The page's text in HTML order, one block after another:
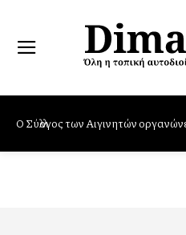
Ο Σύλλογος των Αιγινητών
από τα κουνούπια –